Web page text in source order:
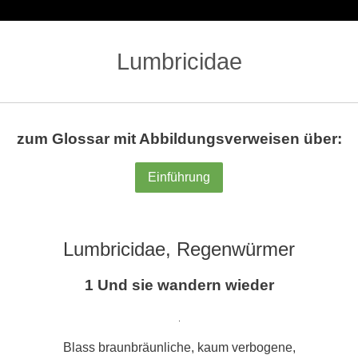
Lumbricidae
zum Glossar mit Abbildungsverweisen über:
Einführung
Lumbricidae, Regenwürmer
1 Und sie wandern wieder
Blass braunbräunliche, kaum verbogene,